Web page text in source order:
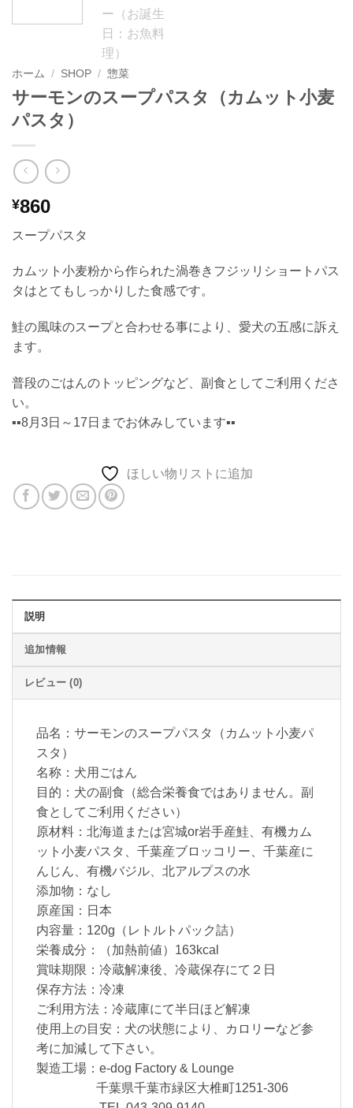
ホーム / SHOP / 惣菜
サーモンのスープパスタ（カムット小麦
パスタ）
¥860
スープパスタ
カムット小麦粉から作られた渦巻きフジッリショートパス
タはとてもしっかりした食感です。
鮭の風味のスープと合わせる事により、愛犬の五感に訴え
ます。
普段のごはんのトッピングなど、副食としてご利用くださ
い。
▪️▪️8月3日～17日までお休みしています▪️▪️
ほしい物リストに追加
説明
追加情報
レビュー (0)
品名：サーモンのスープパスタ（カムット小麦パ
スタ）
名称：犬用ごはん
目的：犬の副食（総合栄養食ではありません。副
食としてご利用ください）
原材料：北海道または宮城or岩手産鮭、有機カム
ット小麦パスタ、千葉産ブロッコリー、千葉産に
んじん、有機バジル、北アルプスの水
添加物：なし
原産国：日本
内容量：120g（レトルトパック詰）
栄養成分：（加熱前値）163kcal
賞味期限：冷蔵解凍後、冷蔵保存にて２日
保存方法：冷凍
ご利用方法：冷蔵庫にて半日ほど解凍
使用上の目安：犬の状態により、カロリーなど参
考に加減して下さい。
製造工場：e-dog Factory & Lounge
千葉県千葉市緑区大椎町1251-306